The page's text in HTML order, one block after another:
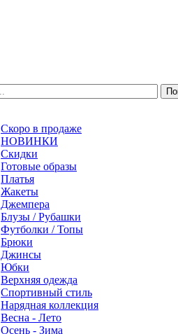
Скоро в продаже
НОВИНКИ
Скидки
Готовые образы
Платья
Жакеты
Джемпера
Блузы / Рубашки
Футболки / Топы
Брюки
Джинсы
Юбки
Верхняя одежда
Спортивный стиль
Нарядная коллекция
Весна - Лето
Осень - Зима